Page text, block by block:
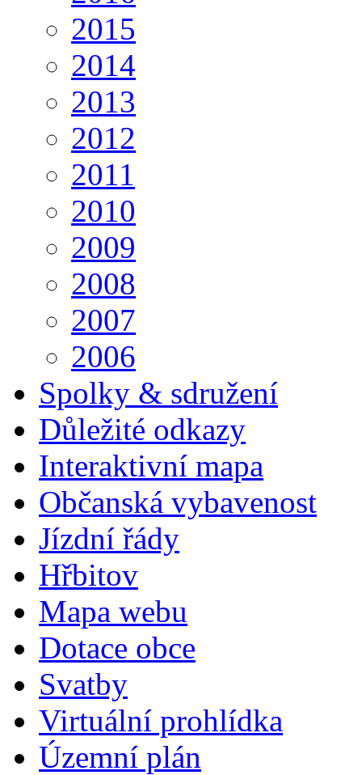
2015
2014
2013
2012
2011
2010
2009
2008
2007
2006
Spolky & sdružení
Důležité odkazy
Interaktivní mapa
Občanská vybavenost
Jízdní řády
Hřbitov
Mapa webu
Dotace obce
Svatby
Virtuální prohlídka
Územní plán